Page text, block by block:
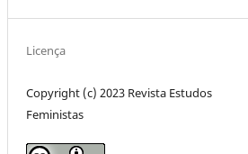
Licença
Copyright (c) 2023 Revista Estudos
Feministas